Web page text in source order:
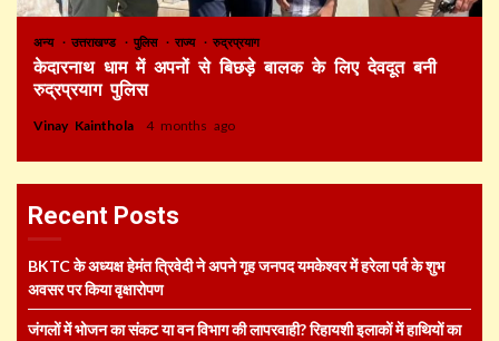
अन्य उत्तराखण्ड पुलिस राज्य रुद्रप्रयाग
केदारनाथ धाम में अपनों से बिछड़े बालक के लिए देवदूत बनी
रुद्रप्रयाग पुलिस
Vinay Kainthola 4 months ago
Recent Posts
BKTC के अध्यक्ष हेमंत त्रिवेदी ने अपने गृह जनपद यमकेश्वर में हरेला पर्व के शुभ
अवसर पर किया वृक्षारोपण
जंगलों में भोजन का संकट या वन विभाग की लापरवाही? रिहायशी इलाकों में हाथियों का